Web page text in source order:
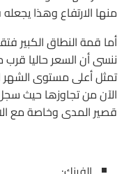
منها الارتفاع وهذا
تمثل أعلى مستوى
قصير المدى وخاصة مع